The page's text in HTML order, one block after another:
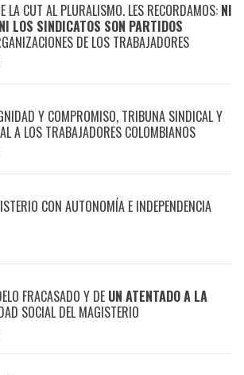
LA CUT AL PLURALISMO. LES RECORDAMOS: NI
LOS SINDICATOS SON PARTIDOS
DE LOS TRABAJADORES
Y COMPROMISO, TRIBUNA SINDICAL Y
A LOS TRABAJADORES COLOMBIANOS
CON AUTONOMÍA E INDEPENDENCIA
FRACASADO Y DE UN ATENTADO A LA
SOCIAL DEL MAGISTERIO